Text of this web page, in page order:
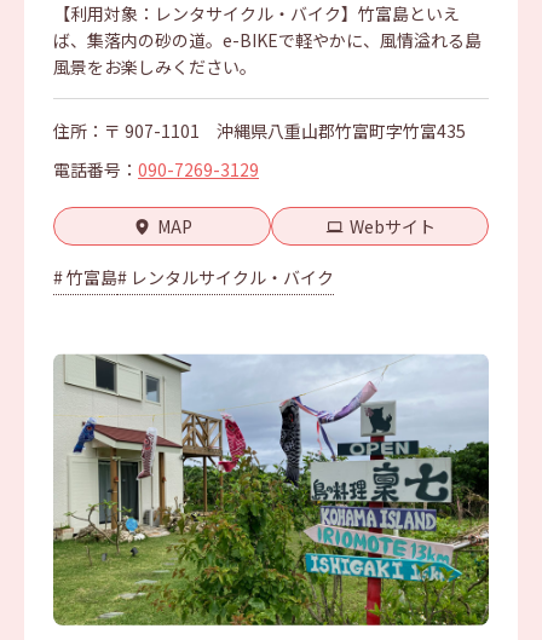
【利用対象：レンタサイクル・バイク】竹富島といえ
ば、集落内の砂の道。e-BIKEで軽やかに、風情溢れる島
風景をお楽しみください。
住所：〒 907-1101 沖縄県八重山郡竹富町字竹富435
電話番号： 090-7269-3129
MAP Webサイト
# 竹富島# レンタルサイクル・バイク